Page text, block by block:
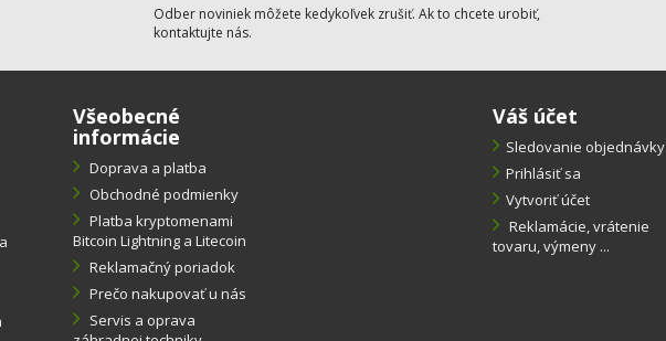
Odber noviniek môžete kedykoľvek zrušiť. Ak to chcete urobiť,
kontaktujte nás.
Všeobecné
informácie
Doprava a platba
Obchodné podmienky
Platba kryptomenami
Bitcoin Lightning a Litecoin
Reklamačný poriadok
Prečo nakupovať u nás
Servis a oprava
Váš účet
Sledovanie objednávky
Prihlásiť sa
Vytvoriť účet
Reklamácie, vrátenie
tovaru, výmeny ...